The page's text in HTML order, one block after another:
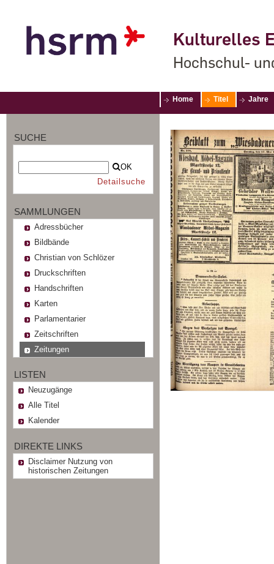
Kulturelles
Hochschul-
Home Titel Jahre
SUCHE
OK
Detailsuche
SAMMLUNGEN
Adressbücher
Bildbände
Christian von Schlözer
Druckschriften
Handschriften
Karten
Parlamentarier
Zeitschriften
Zeitungen
LISTEN
Neuzugänge
Alle Titel
Kalender
DIREKTE LINKS
Disclaimer Nutzung von
historischen Zeitungen